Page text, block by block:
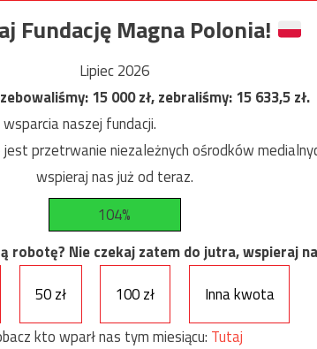
Fundację Magna Polonia!
Lipiec 2026
15 000zł, zebraliśmy:15 633,5zł.
naszej fundacji.
przetrwanie niezależnych ośrodków
wspieraj nas już od teraz.
104%
robotę? Nie czekaj zatem do jutra, wspieraj
50 zł 100 zł
Inna kwota
kto wparł nas tym miesiącu: Tutaj